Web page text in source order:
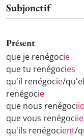
Subjonctif
Présent
que je renégocie
que tu renégocies
qu'il renégocie/
renégocie
que nous renégoci
que vous renégoci
qu'ils renégocient/